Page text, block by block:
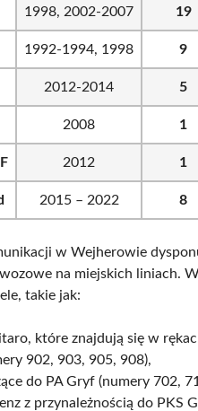
1998, 2002-2007 19
1992-1994, 1998 9
2012-2014 5
2008 1
2012 1
2015 – 2022 8
w Wejherowie
na miejskich liniach.
takie jak:
które znajdują się w
902, 903, 905, 908),
do PA Gryf (numery 702,
z przynależnością do PKS